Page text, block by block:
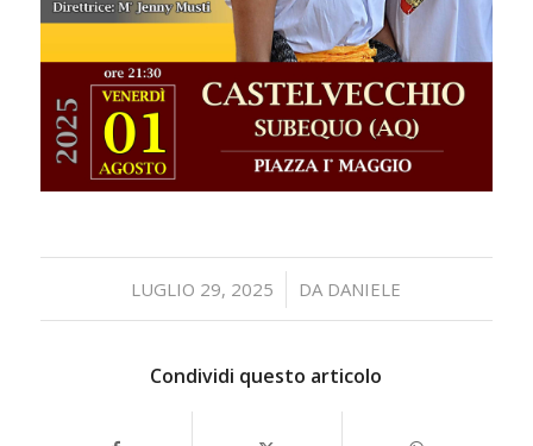
LUGLIO 29, 2025
/ DA DANIELE
Condividi questo articolo